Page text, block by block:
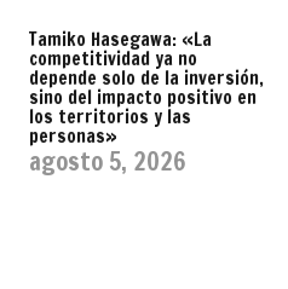
Tamiko Hasegawa: «La
competitividad ya no
depende solo de la inversión,
sino del impacto positivo en
los territorios y las
personas»
agosto 5, 2026